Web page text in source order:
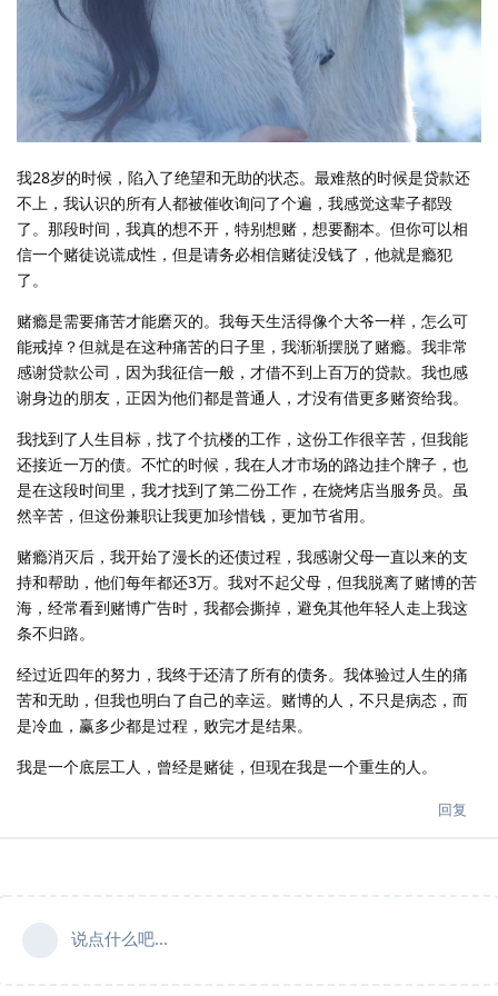
我28岁的时候，陷入了绝望和无助的状态。最难熬的时候是贷款还
不上，我认识的所有人都被催收询问了个遍，我感觉这辈子都毁
了。那段时间，我真的想不开，特别想赌，想要翻本。但你可以相
信一个赌徒说谎成性，但是请务必相信赌徒没钱了，他就是瘾犯
了。
赌瘾是需要痛苦才能磨灭的。我每天生活得像个大爷一样，怎么可
能戒掉？但就是在这种痛苦的日子里，我渐渐摆脱了赌瘾。我非常
感谢贷款公司，因为我征信一般，才借不到上百万的贷款。我也感
谢身边的朋友，正因为他们都是普通人，才没有借更多赌资给我。
我找到了人生目标，找了个抗楼的工作，这份工作很辛苦，但我能
还接近一万的债。不忙的时候，我在人才市场的路边挂个牌子，也
是在这段时间里，我才找到了第二份工作，在烧烤店当服务员。虽
然辛苦，但这份兼职让我更加珍惜钱，更加节省用。
赌瘾消灭后，我开始了漫长的还债过程，我感谢父母一直以来的支
持和帮助，他们每年都还3万。我对不起父母，但我脱离了赌博的苦
海，经常看到赌博广告时，我都会撕掉，避免其他年轻人走上我这
条不归路。
经过近四年的努力，我终于还清了所有的债务。我体验过人生的痛
苦和无助，但我也明白了自己的幸运。赌博的人，不只是病态，而
是冷血，赢多少都是过程，败完才是结果。
我是一个底层工人，曾经是赌徒，但现在我是一个重生的人。
回复
说点什么吧...